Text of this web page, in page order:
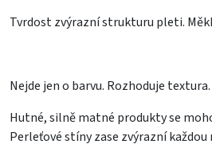
Tvrdost zvýrazní strukturu pleti.
Nejde jen o barvu. Rozhoduje textura.
Hutné, silně matné produkty se
Perleťové stíny zase zvýrazní